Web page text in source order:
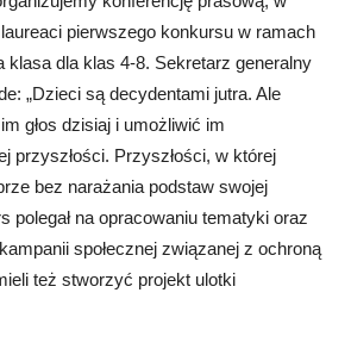
pierwszego konkursu w ramach
klasa dla klas 4-8. Sekretarz generalny
„Dzieci są decydentami jutra. Ale
głos dzisiaj i umożliwić im
przyszłości. Przyszłości, w której
bez narażania podstaw swojej
polegał na opracowaniu tematyki oraz
społecznej związanej z ochroną
też stworzyć projekt ulotki